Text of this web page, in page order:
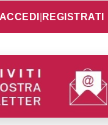
ACCEDI REGISTRATI